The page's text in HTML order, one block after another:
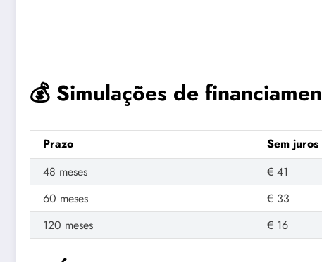
💰 Simulações de
Prazo Sem juros
48 meses
€ 41
60 meses
€ 33
120 meses
€ 16